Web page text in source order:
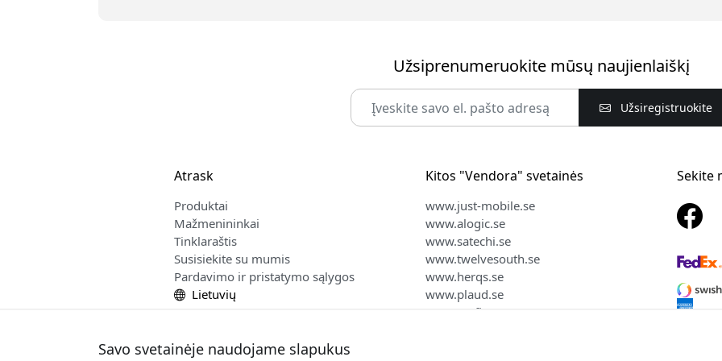
Užsiprenumeruokite mūsų naujienlaiškį
Užsiregistruokite
Atrask
Produktai
Mažmenininkai
Tinklaraštis
Susisiekite su mumis
Pardavimo ir pristatymo sąlygos
Lietuvių
Kitos "Vendora" svetainės
www.just-mobile.se
www.alogic.se
www.satechi.se
www.twelvesouth.se
www.herqs.se
www.plaud.se
www.myfirst.se
Sekite
Savo svetainėje naudojame slapukus